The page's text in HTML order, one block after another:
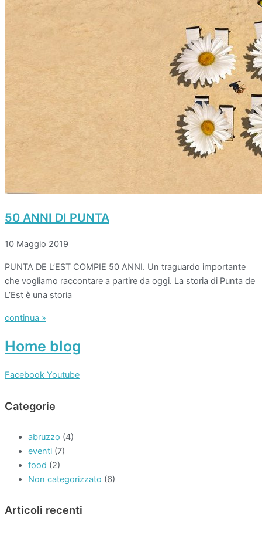
50 ANNI DI PUNTA
10 Maggio 2019
PUNTA DE L’EST COMPIE 50 ANNI. Un traguardo importante
che vogliamo raccontare a partire da oggi. La storia di Punta de
L’Est è una storia
continua »
Home blog
Facebook Youtube
Categorie
abruzzo (4)
eventi (7)
food (2)
Non categorizzato (6)
Articoli recenti